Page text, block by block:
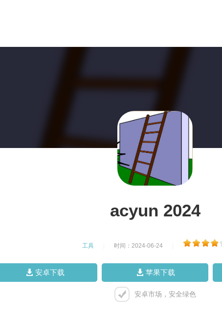
acyun 2024
工具 时间：2024-06-24
安卓下载 苹果下载
安卓市场，安全绿色